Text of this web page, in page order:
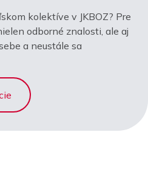
kolektíve v JKBOZ? Pre
odborné znalosti, ale aj
a neustále sa